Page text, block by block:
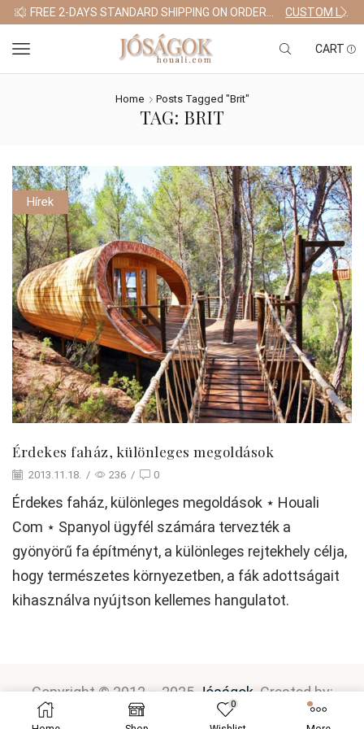
CUSTOM LINK
CART
Home Posts Tagged "brit"
TAG: BRIT
Hírek
Érdekes faház, különleges megoldások
2013.11.18. / 236 / 0
Érdekes faház, különleges megoldások ⋆ Houali
Com ⋆ Spanyol ügyfél számára tervezték a
gyönyörű fa építményt, a különleges rejtekhely célja,
hogy természetes környezetben, a fák adottságait
kihasználva nyújtson kellemes hangulatot.
Copyright © 2012 – 2025Jóságok. Created by:
Platinum esign
0